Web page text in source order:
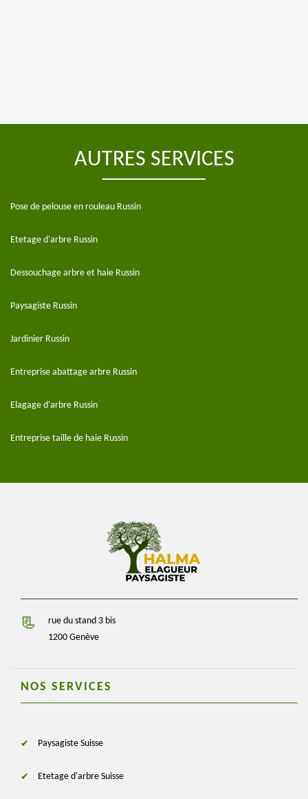
AUTRES SERVICES
Pose de pelouse en rouleau Russin
Etetage d'arbre Russin
Dessouchage arbre et haie Russin
Paysagiste Russin
Jardinier Russin
Entreprise abattage arbre Russin
Elagage d'arbre Russin
Entreprise taille de haie Russin
rue du stand 3 bis
1200 Genève
NOS SERVICES
Paysagiste Suisse
Etetage d'arbre Suisse